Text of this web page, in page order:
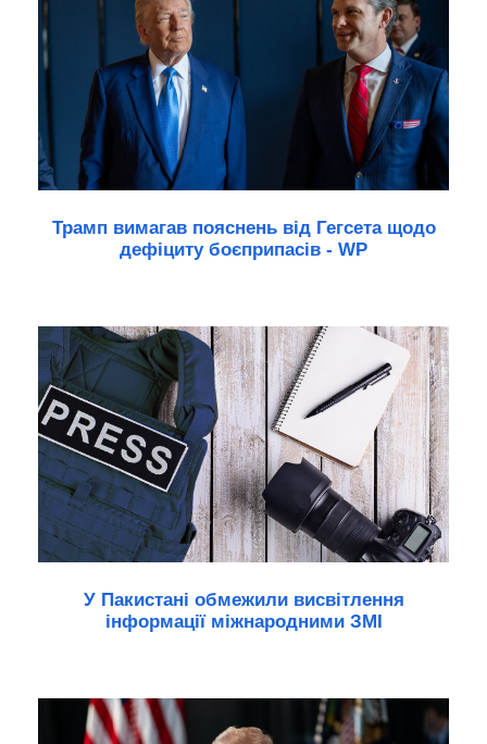
Трамп вимагав пояснень від Гегсета щодо
дефіциту боєприпасів - WP
У Пакистані обмежили висвітлення
інформації міжнародними ЗМІ